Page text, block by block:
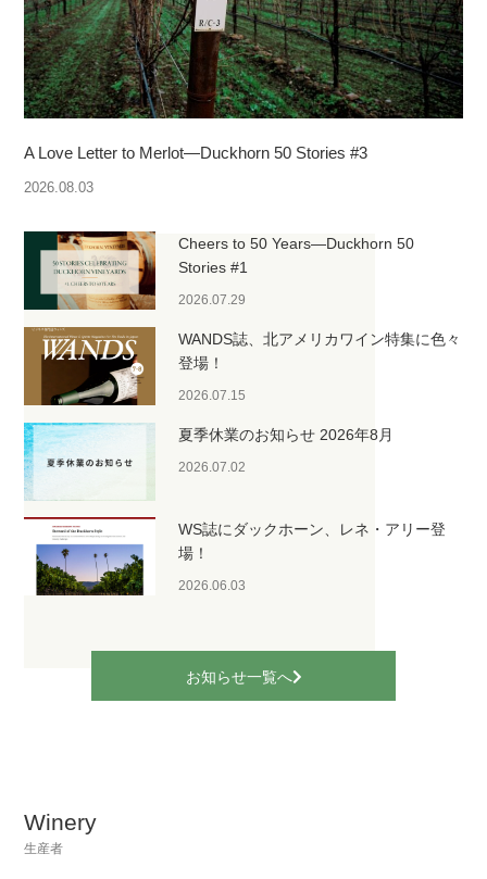
A Love Letter to Merlot—Duckhorn 50 Stories #3
2026.08.03
Cheers to 50 Years—Duckhorn 50
Stories #1
2026.07.29
WANDS誌、北アメリカワイン特集に色々
登場！
2026.07.15
夏季休業のお知らせ 2026年8月
2026.07.02
WS誌にダックホーン、レネ・アリー登
場！
2026.06.03
お知らせ一覧へ
Winery
生産者